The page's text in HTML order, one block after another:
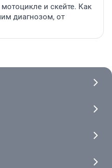
мотоцикле и скейте. Как
диагнозом, от